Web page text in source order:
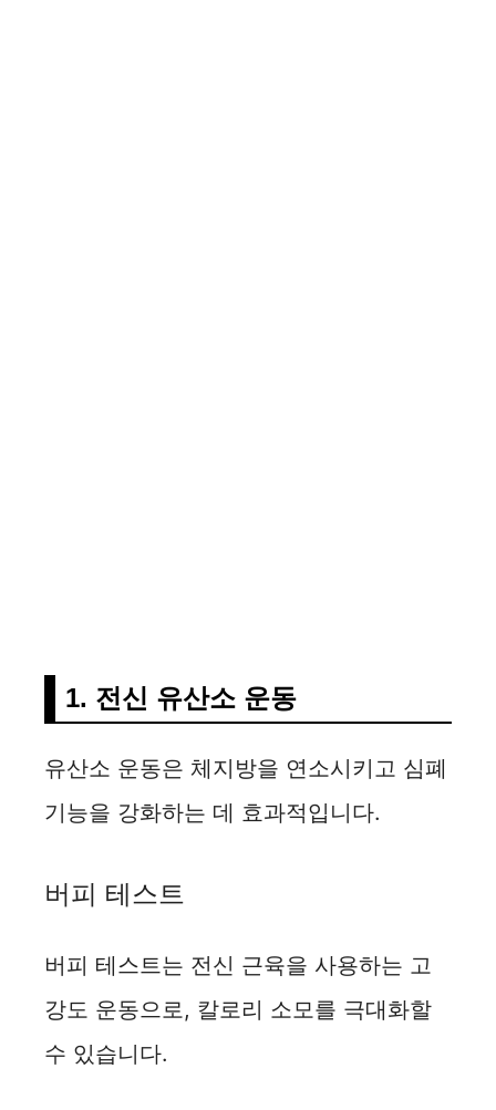
1. 전신 유산소 운동
유산소 운동은 체지방을 연소시키고 심폐
기능을 강화하는 데 효과적입니다.
버피 테스트
버피 테스트는 전신 근육을 사용하는 고
강도 운동으로, 칼로리 소모를 극대화할
수 있습니다.